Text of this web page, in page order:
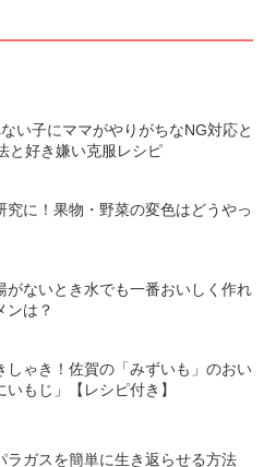
ない子にママがやりがちなNG対応と
と好き嫌い克服レシピ
究に！果物・野菜の変色はどうやっ
がないとき水でも一番おいしく作れ
ンは？
しゃき！佐賀の「みずいも」のおい
いもじ」【レシピ付き】
ラガスを簡単に生き返らせる方法